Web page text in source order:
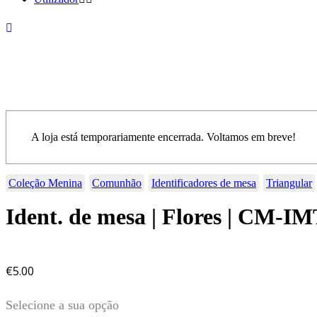
A loja está temporariamente encerrada. Voltamos em breve!
Coleção Menina Comunhão Identificadores de mesa Triangular
Ident. de mesa | Flores | CM-
€5.00
Selecione a sua opção